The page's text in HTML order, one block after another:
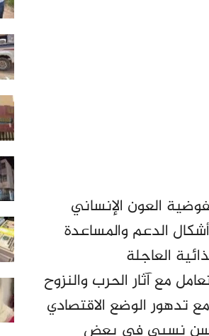
العون الإنساني
الدعم والمساعدة
العاجلة
مع آثار الحرب والنزوح
تدهور الوضع الاقتصادي